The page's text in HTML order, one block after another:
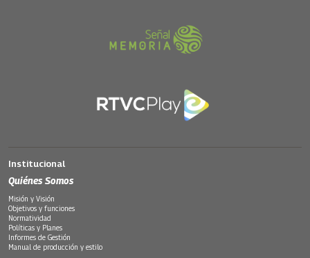
Institucional
Quiénes Somos
Misión y Visión
Objetivos y funciones
Normatividad
Políticas y Planes
Informes de Gestión
Manual de producción y estilo